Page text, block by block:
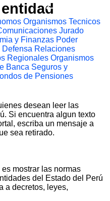
Organismos Tecnicos
Jurado
y Finanzas Poder
Defensa Relaciones
Regionales Organismos
Banca Seguros y
de Pensiones
desean leer las
Si encuentra algun texto
escriba un mensaje a
sea retirado.
mostrar las normas
del Estado del Perú
a decretos, leyes,